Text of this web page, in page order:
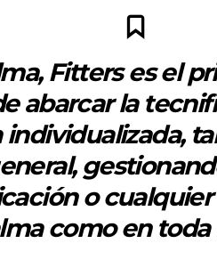
Fitters es el
abarcar la
o
como en